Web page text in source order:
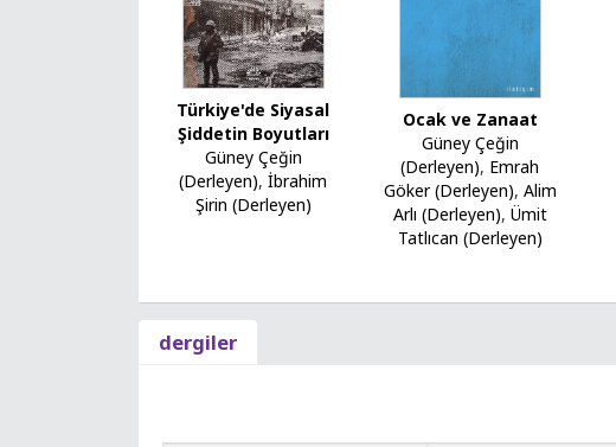
Türkiye'de Siyasal
Şiddetin Boyutları
Güney Çeğin
(Derleyen),İbrahim
Şirin (Derleyen)
Ocak ve Zanaat
Güney Çeğin
(Derleyen), Emrah
Göker (Derleyen), Alim
Arlı (Derleyen), Ümit
Tatlıcan (Derleyen)
dergiler